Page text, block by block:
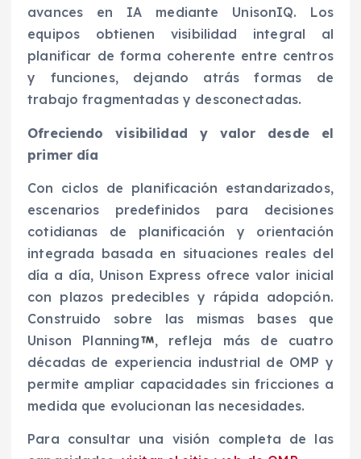
avances en IA mediante UnisonIQ. Los
equipos obtienen visibilidad integral al
planificar de forma coherente entre centros
y funciones, dejando atrás formas de
trabajo fragmentadas y desconectadas.
Ofreciendo visibilidad y valor desde el
primer día
Con ciclos de planificación estandarizados,
escenarios predefinidos para decisiones
cotidianas de planificación y orientación
integrada basada en situaciones reales del
día a día, Unison Express ofrece valor inicial
con plazos predecibles y rápida adopción.
Construido sobre las mismas bases que
Unison Planning
, refleja más de cuatro
décadas de experiencia industrial de OMP y
permite ampliar capacidades sin fricciones a
medida que evolucionan las necesidades.
Para consultar una visión completa de las